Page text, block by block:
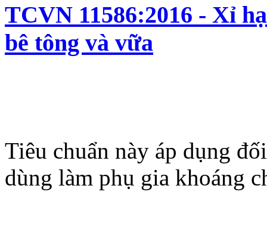
TCVN 11586:2016 - Xỉ
bê tông và vữa
Tiêu chuẩn này áp dụng
dùng làm phụ gia khoáng